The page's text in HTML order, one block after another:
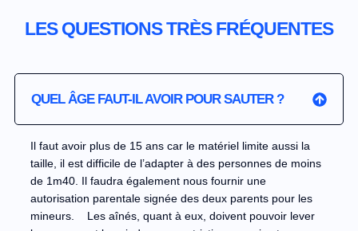
LES QUESTIONS TRÈS FRÉQUENTES
QUEL ÂGE FAUT-IL AVOIR POUR SAUTER ?
Il faut avoir plus de 15 ans car le matériel limite aussi la
taille, il est difficile de l’adapter à des personnes de moins
de 1m40. Il faudra également nous fournir une
autorisation parentale signée des deux parents pour les
mineurs. Les aînés, quant à eux, doivent pouvoir lever